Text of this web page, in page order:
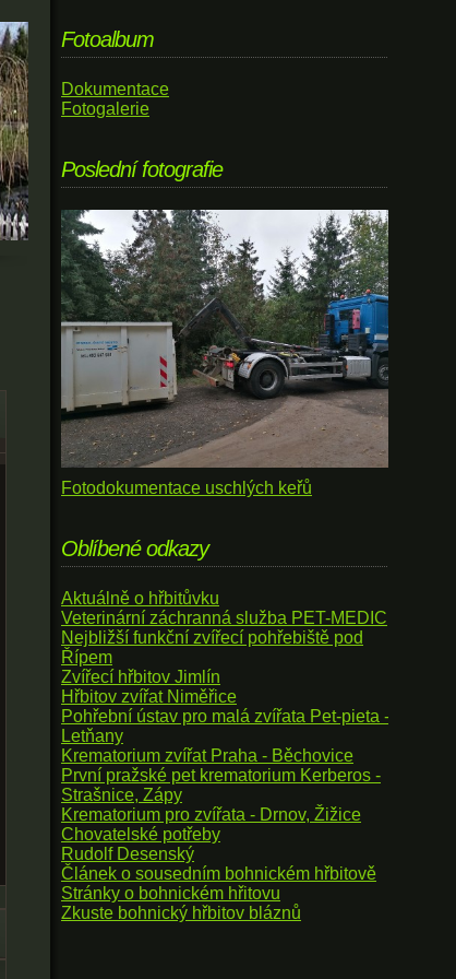
Fotoalbum
Dokumentace
Fotogalerie
Poslední fotografie
Fotodokumentace uschlých keřů
Oblíbené odkazy
Aktuálně o hřbitůvku
Veterinární záchranná služba PET-MEDIC
Nejbližší funkční zvířecí pohřebiště pod
Řípem
Zvířecí hřbitov Jimlín
Hřbitov zvířat Niměřice
Pohřební ústav pro malá zvířata Pet-pieta -
Letňany
Krematorium zvířat Praha - Běchovice
První pražské pet krematorium Kerberos -
Strašnice, Zápy
Krematorium pro zvířata - Drnov, Žižice
Chovatelské potřeby
Rudolf Desenský
Článek o sousedním bohnickém hřbitově
Stránky o bohnickém hřitovu
Zkuste bohnický hřbitov bláznů